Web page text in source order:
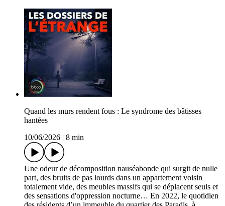
Quand les murs rendent fous : Le syndrome des bâtisses
hantées
10/06/2026
8 min
Une odeur de décomposition nauséabonde qui surgit de nulle
part, des bruits de pas lourds dans un appartement voisin
totalement vide, des meubles massifs qui se déplacent seuls et
des sensations d'oppression nocturne… En 2022, le quotidien